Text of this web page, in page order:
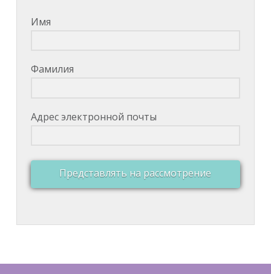
Имя
Фамилия
Адрес электронной почты
Представлять на рассмотрение